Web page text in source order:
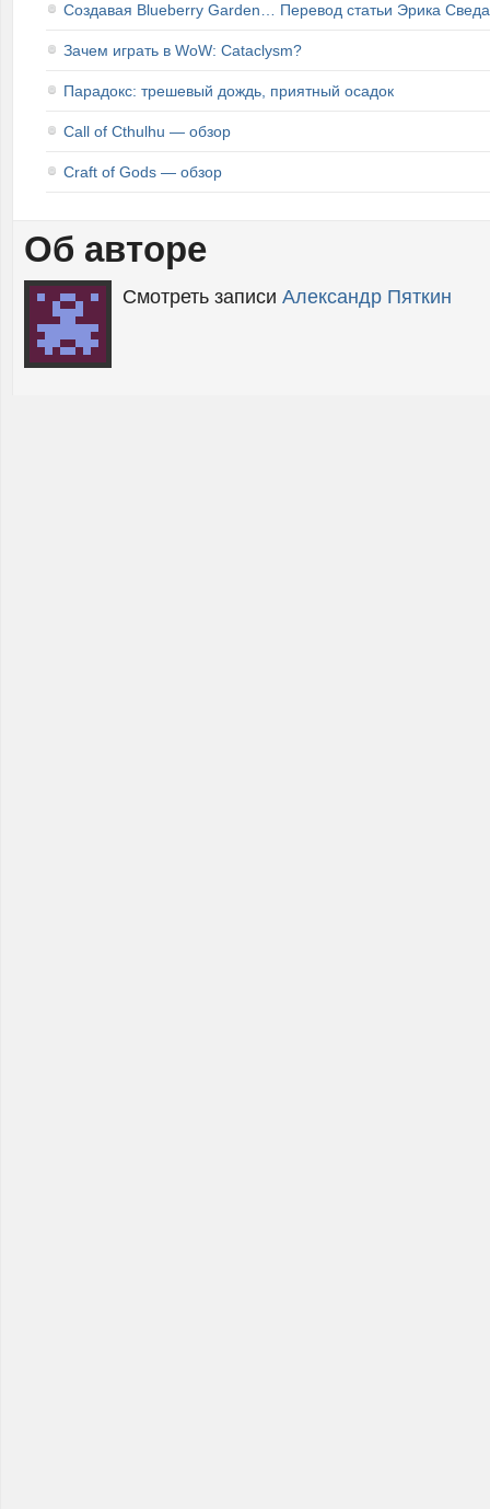
Создавая Blueberry Garden… Перевод статьи Эрика
Зачем играть в WoW: Cataclysm?
Парадокс: трешевый дождь, приятный осадок
Call of Cthulhu — обзор
Craft of Gods — обзор
Об авторе
Смотреть записи Александр Пяткин